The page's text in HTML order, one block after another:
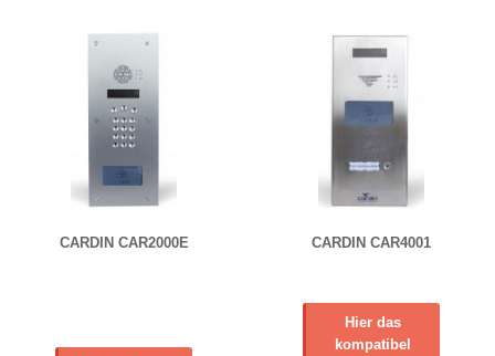
CARDIN CAR2000E CARDIN CAR4001
Hier das
kompatibel